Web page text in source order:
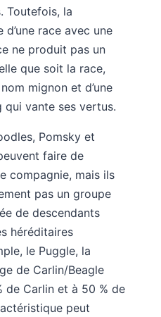
Toutefois, la
d’une race avec une
ne produit pas un
que soit la race,
mignon et d’une
vante ses vertus.
Pomsky et
faire de
compagnie, mais ils
pas un groupe
de descendants
héréditaires
le Puggle, la
de Carlin/Beagle
de Carlin et à 50 % de
peut